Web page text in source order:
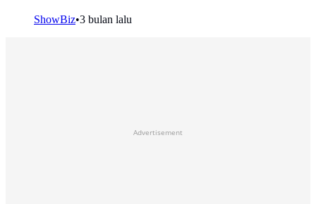
ShowBiz•3 bulan lalu
Advertisement